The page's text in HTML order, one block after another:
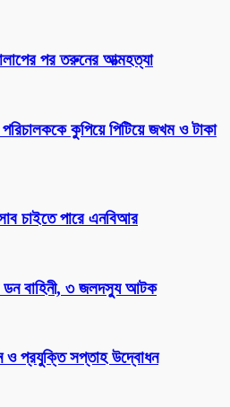
পর তরুনের আত্মহত্যা
পরিচালককে কুপিয়ে পিটিয়ে জখম ও টাকা
চাইতে পারে এনবিআর
ডন বাহিনী, ৩ জলদস্যু আটক
ও প্রযুক্তি সপ্তাহ উদ্বোধন